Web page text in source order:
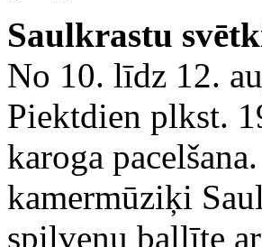
Saulkrastu
No 10. līdz 12.
Piektdien plkst.
karoga
kamermūziķi
spilvenu ballīte